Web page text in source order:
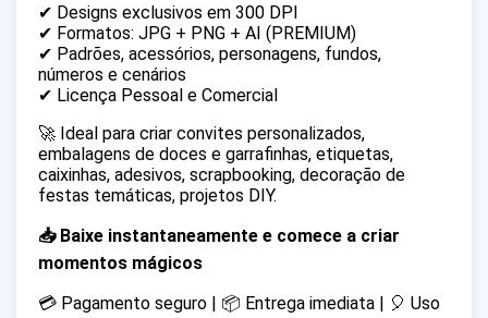
✔ Designs exclusivos em 300 DPI
✔ Formatos: JPG + PNG + AI (PREMIUM)
✔ Padrões, acessórios, personagens, fundos,
números e cenários
✔ Licença Pessoal e Comercial
🚀 Ideal para criar convites personalizados,
embalagens de doces e garrafinhas, etiquetas,
caixinhas, adesivos, scrapbooking, decoração de
festas temáticas, projetos DIY.
📥 Baixe instantaneamente e comece a criar
momentos mágicos
💳 Pagamento seguro | 📦 Entrega imediata | 🎈 Uso